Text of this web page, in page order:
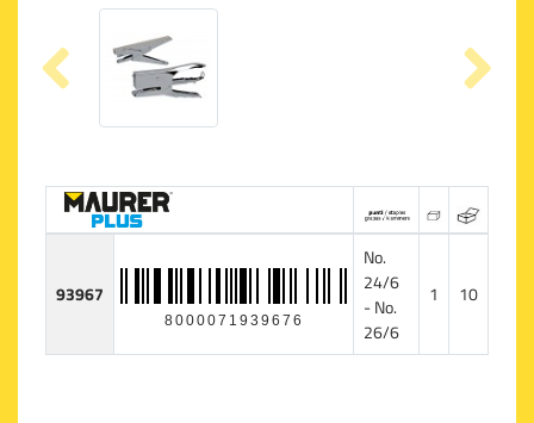
93967
8000071939676
No.
24/6
- No.
26/6
1 10